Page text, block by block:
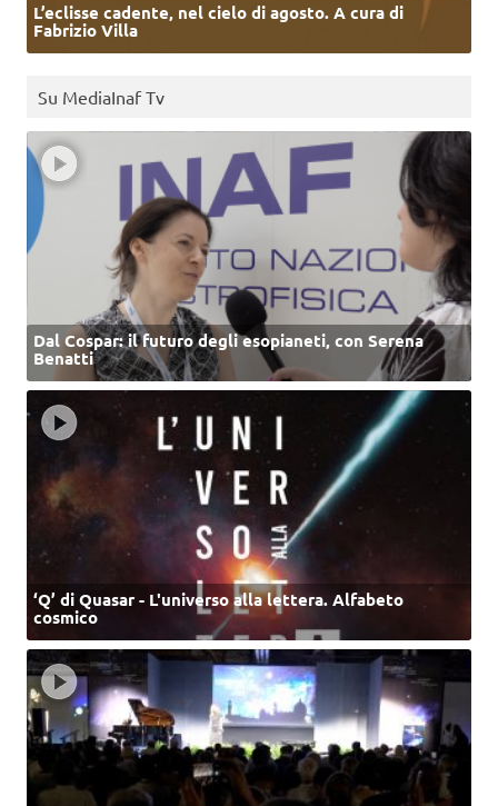
L’eclisse cadente, nel cielo di agosto. A cura di
Fabrizio Villa
Su MediaInaf Tv
Dal Cospar: il futuro degli esopianeti, con Serena
Benatti
‘Q’ di Quasar - L'universo alla lettera. Alfabeto
cosmico